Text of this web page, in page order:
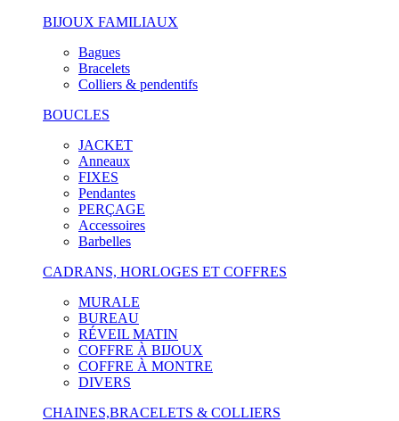
BIJOUX FAMILIAUX
Bagues
Bracelets
Colliers & pendentifs
BOUCLES
JACKET
Anneaux
FIXES
Pendantes
PERÇAGE
Accessoires
Barbelles
CADRANS, HORLOGES ET COFFRES
MURALE
BUREAU
RÉVEIL MATIN
COFFRE À BIJOUX
COFFRE À MONTRE
DIVERS
CHAINES,BRACELETS & COLLIERS